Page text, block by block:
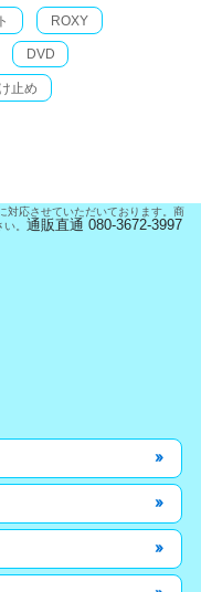
ROXY
DVD
止め
対応させていただいております。商
。 通販直通 080-3672-3997